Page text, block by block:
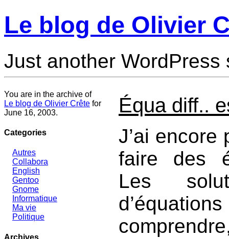
Le blog de Olivier
Just another WordPress
You are in the archive of
Le blog de Olivier Crête for
June 16, 2003.
Categories
Autres
Collabora
English
Gentoo
Gnome
Informatique
Ma vie
Politique
Archives
Équa diff..
J’ai encore
faire des
Les